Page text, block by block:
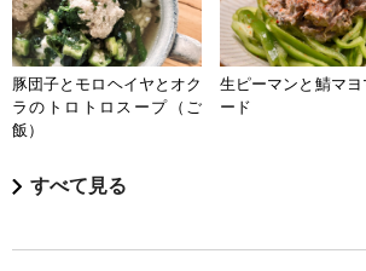
豚団子とモロヘイヤとオク
ラのトロトロスープ（ご
飯）
生ピーマンと鯖マヨ
ード
すべて見る